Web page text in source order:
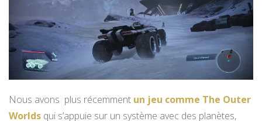
Nous avons plus récemment un jeu comme The Outer
Worlds qui s’appuie sur un système avec des planètes,